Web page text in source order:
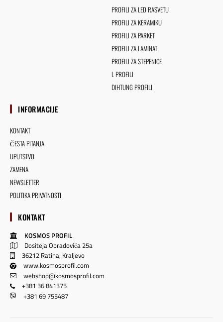
PROFILI ZA LED RASVETU
PROFILI ZA KERAMIKU
PROFILI ZA PARKET
PROFILI ZA LAMINAT
PROFILI ZA STEPENICE
L PROFILI
DIHTUNG PROFILI
INFORMACIJE
KONTAKT
ČESTA PITANJA
UPUTSTVO
ZAMENA
NEWSLETTER
POLITIKA PRIVATNOSTI
KONTAKT
KOSMOS PROFIL
Dositeja Obradovića 25a
36212 Ratina, Kraljevo
www.kosmosprofil.com
webshop@kosmosprofil.com
+381 36 841375
+381 69 755487